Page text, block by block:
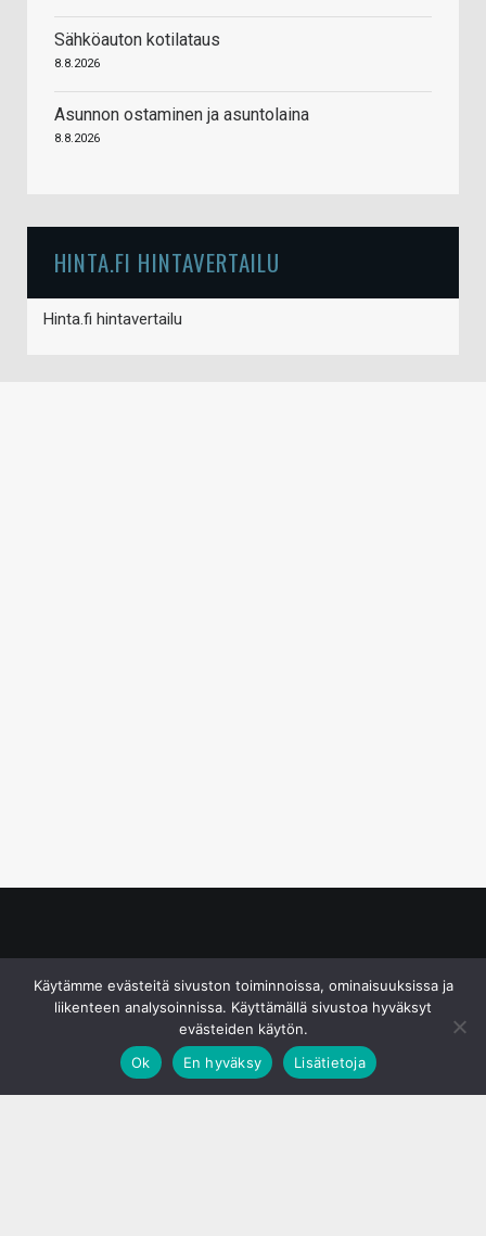
Sähköauton kotilataus
8.8.2026
Asunnon ostaminen ja asuntolaina
8.8.2026
HINTA.FI HINTAVERTAILU
Hinta.fi hintavertailu
Käytämme evästeitä sivuston toiminnoissa, ominaisuuksissa ja
liikenteen analysoinnissa. Käyttämällä sivustoa hyväksyt
evästeiden käytön.
Ok
En hyväksy Lisätietoja